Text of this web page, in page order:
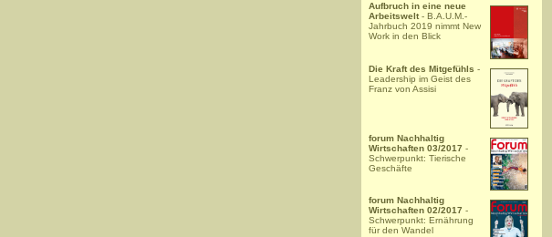
Aufbruch in eine neue
Arbeitswelt - B.A.U.M.-
Jahrbuch 2019 nimmt New
Work in den Blick
Die Kraft des Mitgefühls -
Leadership im Geist des
Franz von Assisi
forum Nachhaltig
Wirtschaften 03/2017 -
Schwerpunkt: Tierische
Geschäfte
forum Nachhaltig
Wirtschaften 02/2017 -
Schwerpunkt: Ernährung
für den Wandel